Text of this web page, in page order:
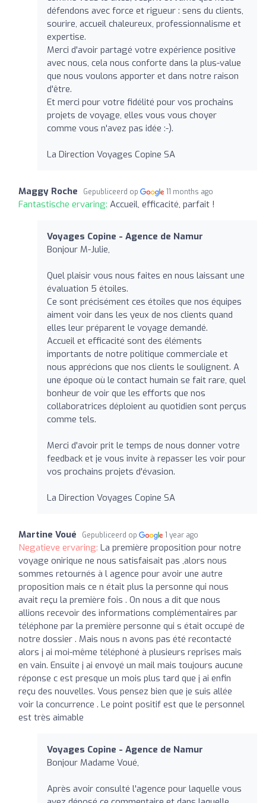
défendons avec force et rigueur : sens du clients,
sourire, accueil chaleureux, professionnalisme et
expertise.
Merci d'avoir partagé votre expérience positive
avec nous, cela nous conforte dans la plus-value
que nous voulons apporter et dans notre raison
d'être.
Et merci pour votre fidélité pour vos prochains
projets de voyage, elles vous vous choyer
comme vous n'avez pas idée :-).
La Direction Voyages Copine SA
Maggy Roche Gepubliceerd op 11 months ago
Fantastische ervaring: Accueil, efficacité, parfait !
Voyages Copine - Agence de Namur
Bonjour M-Julie,
Quel plaisir vous nous faites en nous laissant une
évaluation 5 étoiles.
Ce sont précisément ces étoiles que nos équipes
aiment voir dans les yeux de nos clients quand
elles leur préparent le voyage demandé.
Accueil et efficacité sont des éléments
importants de notre politique commerciale et
nous apprécions que nos clients le soulignent. A
une époque où le contact humain se fait rare, quel
bonheur de voir que les efforts que nos
collaboratrices déploient au quotidien sont perçus
comme tels.
Merci d'avoir prit le temps de nous donner votre
feedback et je vous invite à repasser les voir pour
vos prochains projets d'évasion.
La Direction Voyages Copine SA
Martine Voué Gepubliceerd op 1 year ago
Negatieve ervaring: La première proposition pour notre
voyage onirique ne nous satisfaisait pas ,alors nous
sommes retournés à l agence pour avoir une autre
proposition mais ce n était plus la personne qui nous
avait reçu la première fois . On nous a dit que nous
allions recevoir des informations complémentaires par
téléphone par la première personne qui s était occupé de
notre dossier . Mais nous n avons pas été recontacté
alors j ai moi-même téléphoné à plusieurs reprises mais
en vain. Ensuite j ai envoyé un mail mais toujours aucune
réponse c est presque un mois plus tard que j ai enfin
reçu des nouvelles. Vous pensez bien que je suis allée
voir la concurrence . Le point positif est que le personnel
est très aimable
Voyages Copine - Agence de Namur
Bonjour Madame Voué,
Après avoir consulté l'agence pour laquelle vous